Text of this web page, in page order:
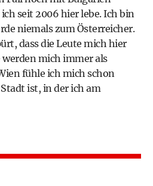
seit 2006 hier lebe. Ich bin
niemals zum Österreicher.
dass die Leute mich hier
mich immer als
fühle ich mich schon
ist, in der ich am